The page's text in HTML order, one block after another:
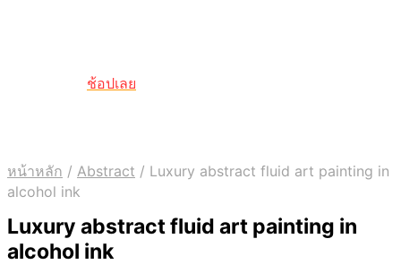
ช้อปเลย
หน้าหลัก / Abstract / Luxury abstract fluid art painting in
alcohol ink
Luxury abstract fluid art painting in
alcohol ink